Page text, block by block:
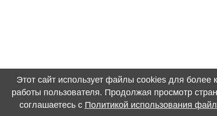
Этот сайт использует файлы cookies для более
работы пользователя. Продолжая просмотр
соглашаетесь с Политикой использования